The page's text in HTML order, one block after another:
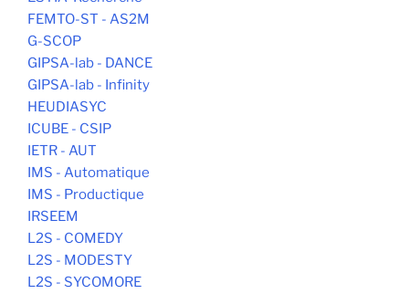
FEMTO-ST - AS2M
G-SCOP
GIPSA-lab - DANCE
GIPSA-lab - Infinity
HEUDIASYC
ICUBE - CSIP
IETR - AUT
IMS - Automatique
IMS - Productique
IRSEEM
L2S - COMEDY
L2S - MODESTY
L2S - SYCOMORE